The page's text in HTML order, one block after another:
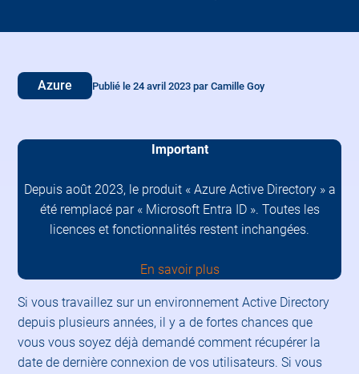
Azure Publié le 24 avril 2023 par Camille Goy
Important
Depuis août 2023, le produit « Azure Active Directory » a
été remplacé par « Microsoft Entra ID ». Toutes les
licences et fonctionnalités restent inchangées.
En savoir plus
Si vous travaillez sur un environnement Active Directory
depuis plusieurs années, il y a de fortes chances que
vous vous soyez déjà demandé comment récupérer la
date de dernière connexion de vos utilisateurs. Si vous